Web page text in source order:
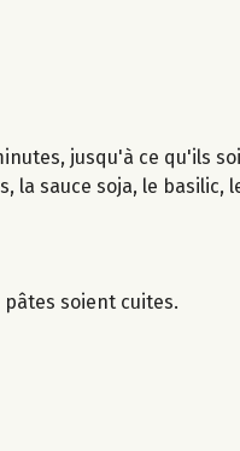
jusqu'à ce qu'ils
la sauce soja, le basilic,
soient cuites.